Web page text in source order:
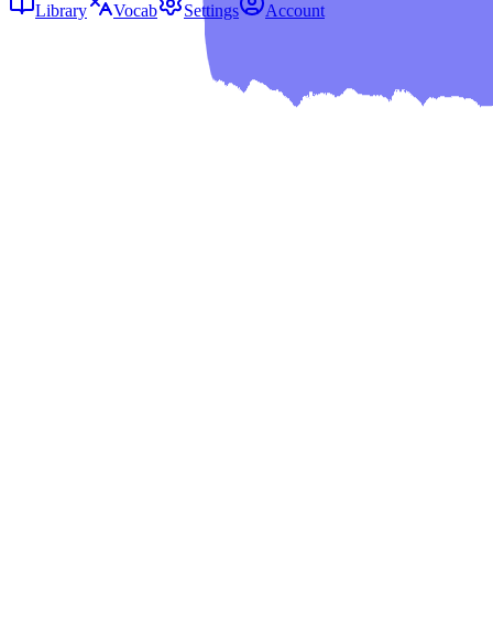
Library
Vocab Settings Account